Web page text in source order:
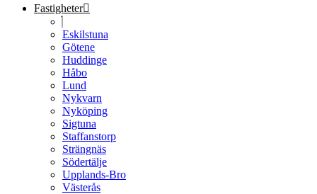
Fastigheter
Eskilstuna
Götene
Huddinge
Håbo
Lund
Nykvarn
Nyköping
Sigtuna
Staffanstorp
Strängnäs
Södertälje
Upplands-Bro
Västerås